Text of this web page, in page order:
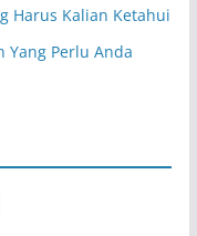
Harus Kalian Ketahui
Yang Perlu Anda